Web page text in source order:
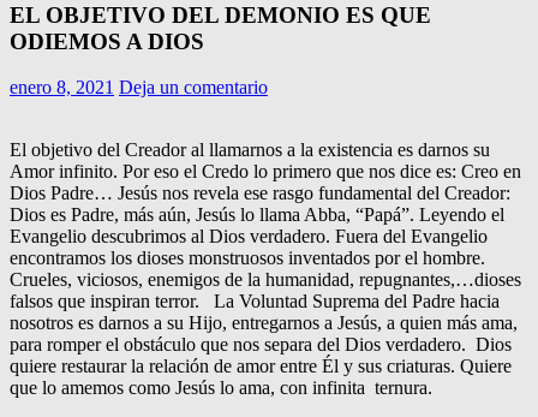
EL OBJETIVO DEL DEMONIO ES QUE
ODIEMOS A DIOS
enero 8, 2021 Deja un comentario
El objetivo del Creador al llamarnos a la existencia es darnos su
Amor infinito. Por eso el Credo lo primero que nos dice es: Creo en
Dios Padre… Jesús nos revela ese rasgo fundamental del Creador:
Dios es Padre, más aún, Jesús lo llama Abba, “Papá”. Leyendo el
Evangelio descubrimos al Dios verdadero. Fuera del Evangelio
encontramos los dioses monstruosos inventados por el hombre.
Crueles, viciosos, enemigos de la humanidad, repugnantes,…dioses
falsos que inspiran terror. La Voluntad Suprema del Padre hacia
nosotros es darnos a su Hijo, entregarnos a Jesús, a quien más ama,
para romper el obstáculo que nos separa del Dios verdadero. Dios
quiere restaurar la relación de amor entre Él y sus criaturas. Quiere
que lo amemos como Jesús lo ama, con infinita ternura.